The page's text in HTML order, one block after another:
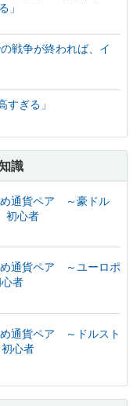
」
戦争が終われば、イ
すぎる」
識
め通貨ペア ～豪ドル
心者
め通貨ペア ～ユーロポ
者
め通貨ペア ～ドルスト
心者